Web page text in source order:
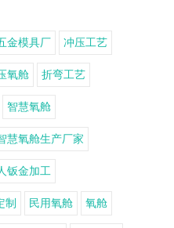
金模具厂 冲压工艺
氧舱 折弯工艺
智慧氧舱
慧氧舱生产厂家
钣金加工
制 民用氧舱 氧舱